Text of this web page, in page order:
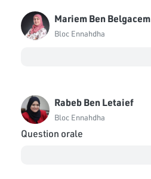
Mariem Ben Belgacem
Bloc Ennahdha
Rabeb Ben Letaief
Bloc Ennahdha
Question orale